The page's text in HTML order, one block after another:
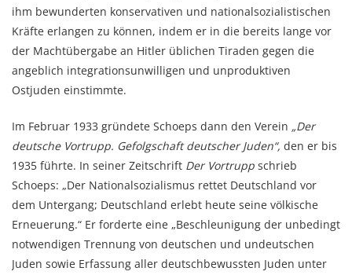
ihm bewunderten konservativen und nationalsozialistischen
Kräfte erlangen zu können, indem er in die bereits lange vor
der Machtübergabe an Hitler üblichen Tiraden gegen die
angeblich integrationsunwilligen und unproduktiven
Ostjuden einstimmte.
Im Februar 1933 gründete Schoeps dann den Verein „Der
deutsche Vortrupp. Gefolgschaft deutscher Juden“, den er bis
1935 führte. In seiner Zeitschrift Der Vortrupp schrieb
Schoeps: „Der Nationalsozialismus rettet Deutschland vor
dem Untergang; Deutschland erlebt heute seine völkische
Erneuerung.“ Er forderte eine „Beschleunigung der unbedingt
notwendigen Trennung von deutschen und undeutschen
Juden sowie Erfassung aller deutschbewussten Juden unter